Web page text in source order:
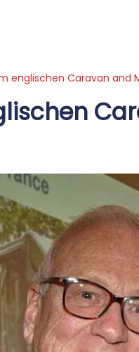
englischen Caravan and